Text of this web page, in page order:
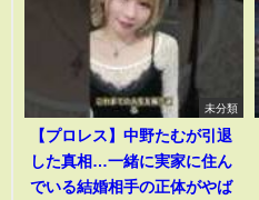
未分類
【プロレス】中野たむが引退
した真相…一緒に実家に住ん
でいる結婚相手の正体がやば